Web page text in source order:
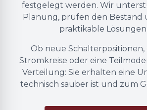
festgelegt werden. Wir
Planung, prüfen den Bestand
praktikable Lösungen
Ob neue Schalterpositionen,
Stromkreise oder eine
Verteilung: Sie erhalten eine
technisch sauber ist und zum